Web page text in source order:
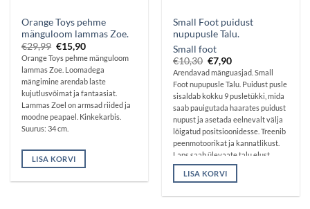
Orange Toys pehme
mänguloom lammas Zoe.
€29,99 Algne
hind
oli:
€29,99.
€15,90Praegune
hind
on:
€15,90.
Orange Toys pehme mänguloom
lammas Zoe. Loomadega
mängimine arendab laste
kujutlusvõimat ja fantaasiat.
Lammas Zoel on armsad riided ja
moodne peapael. Kinkekarbis.
Suurus: 34 cm.
LISA KORVI
Small Foot puidust
nupupusle Talu.
Small foot
€10,30 Algne
hind
oli:
€10,30.
€7,90Praegune
hind
on:
€7,90.
Arendavad mänguasjad. Small
Foot nupupusle Talu. Puidust pusle
sisaldab kokku 9 pusletükki, mida
saab pauigutada haarates puidust
nupust ja asetada eelnevalt välja
lõigatud positsioonidesse. Treenib
peenmotoorikat ja kannatlikust.
Laps saab ülevaate talu elust.
LISA KORVI